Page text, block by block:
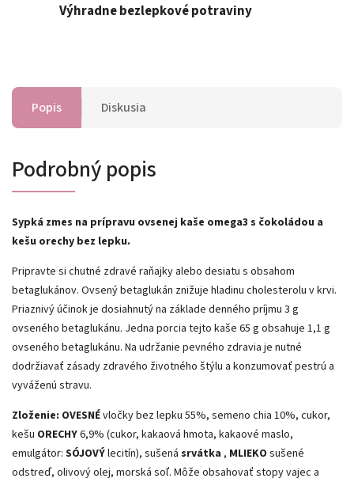
Výhradne bezlepkové potraviny
Popis Diskusia
Podrobný popis
Sypká zmes na prípravu ovsenej kaše omega3 s čokoládou a
kešu orechy bez lepku.
Pripravte si chutné zdravé raňajky alebo desiatu s obsahom
betaglukánov. Ovsený betaglukán znižuje hladinu cholesterolu v krvi.
Priaznivý účinok je dosiahnutý na základe denného príjmu 3 g
ovseného betaglukánu. Jedna porcia tejto kaše 65 g obsahuje 1,1 g
ovseného betaglukánu. Na udržanie pevného zdravia je nutné
dodržiavať zásady zdravého životného štýlu a konzumovať pestrú a
vyváženú stravu.
Zloženie: OVESNÉvločky bez lepku 55%, semeno chia 10%, cukor,
kešu ORECHY6,9% (cukor, kakaová hmota, kakaové maslo,
emulgátor: SÓJOVÝlecitín), sušená srvátka , MLIEKO sušené
odstreď, olivový olej, morská soľ. Môže obsahovať stopy vajec a